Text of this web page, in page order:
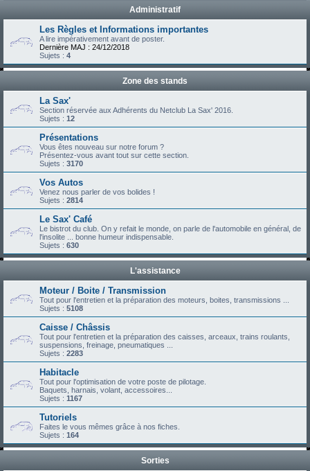
Administratif
Les Règles et Informations importantes
A lire impérativement avant de poster.
Dernière MAJ : 24/12/2018
Sujets : 4
Zone des stands
La Sax'
Section réservée aux Adhérents du Netclub La Sax' 2016.
Sujets : 12
Présentations
Vous êtes nouveau sur notre forum ?
Présentez-vous avant tout sur cette section.
Sujets : 3170
Vos Autos
Venez nous parler de vos bolides !
Sujets : 2814
Le Sax' Café
Le bistrot du club. On y refait le monde, on parle de l'automobile en général, de
l'insolite ... bonne humeur indispensable.
Sujets : 630
L'assistance
Moteur / Boite / Transmission
Tout pour l'entretien et la préparation des moteurs, boites, transmissions ...
Sujets : 5108
Caisse / Châssis
Tout pour l'entretien et la préparation des caisses, arceaux, trains roulants,
suspensions, freinage, pneumatiques ...
Sujets : 2283
Habitacle
Tout pour l'optimisation de votre poste de pilotage.
Baquets, harnais, volant, accessoires...
Sujets : 1167
Tutoriels
Faites le vous mêmes grâce à nos fiches.
Sujets : 164
Sorties